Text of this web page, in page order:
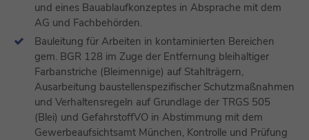
und eines Bauablaufkonzeptes in Absprache mit dem
AG und Fachbehörden.
Bauleitung für Arbeiten in kontaminierten Bereichen
gem. BGR 128 im Zuge der Entfernung bleihaltiger
Farbanstriche (Bleimennige) auf Stahlträgern,
Ausarbeitung baustellenspezifischer Schutzmaßnahmen
und Verhaltensregeln auf Grundlage der TRGS 505
(Blei) und GefahrstoffVO in Abstimmung mit dem
Gewerbeaufsichtsamt München, Kontrolle und Prüfung